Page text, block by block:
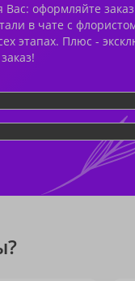
оформляйте
в чате с
этапах. Плюс -